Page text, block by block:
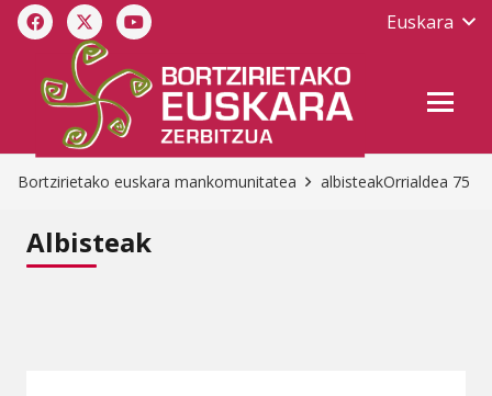
Euskara
Bortzirietako euskara mankomunitatea albisteakOrrialdea 75
Albisteak